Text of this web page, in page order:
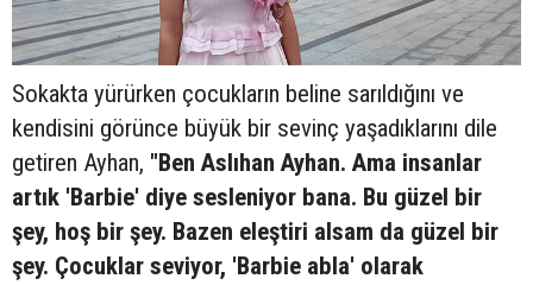
Sokakta yürürken çocukların beline sarıldığını ve
kendisini görünce büyük bir sevinç yaşadıklarını dile
getiren Ayhan, "Ben Aslıhan Ayhan. Ama insanlar
artık 'Barbie' diye sesleniyor bana. Bu güzel bir
şey, hoş bir şey. Bazen eleştiri alsam da güzel bir
şey. Çocuklar seviyor, 'Barbie abla' olarak